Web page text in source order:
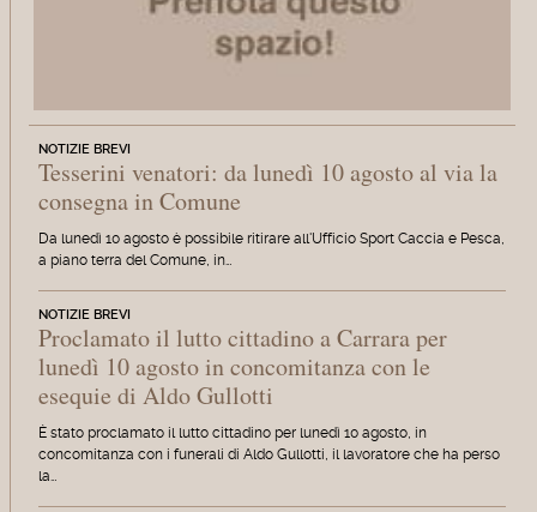
NOTIZIE BREVI
Tesserini venatori: da lunedì 10 agosto al via la
consegna in Comune
Da lunedì 10 agosto è possibile ritirare all'Ufficio Sport Caccia e Pesca,
a piano terra del Comune, in…
NOTIZIE BREVI
Proclamato il lutto cittadino a Carrara per
lunedì 10 agosto in concomitanza con le
esequie di Aldo Gullotti
È stato proclamato il lutto cittadino per lunedì 10 agosto, in
concomitanza con i funerali di Aldo Gullotti, il lavoratore che ha perso
la…